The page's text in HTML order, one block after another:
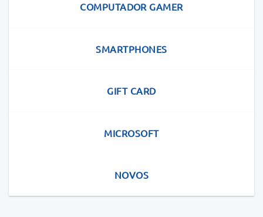
COMPUTADOR GAMER
SMARTPHONES
GIFT CARD
MICROSOFT
NOVOS